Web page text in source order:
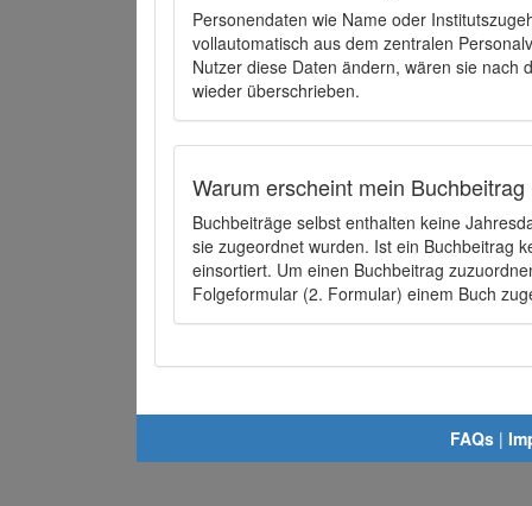
Personendaten wie Name oder
vollautomatisch aus dem zentralen
Nutzer diese Daten ändern, wären sie
wieder überschrieben.
Warum erscheint mein
Buchbeiträge selbst enthalten keine
sie zugeordnet wurden. Ist ein Buchbeitrag
einsortiert. Um einen Buchbeitrag
Folgeformular (2. Formular) einem Buch
FAQs |